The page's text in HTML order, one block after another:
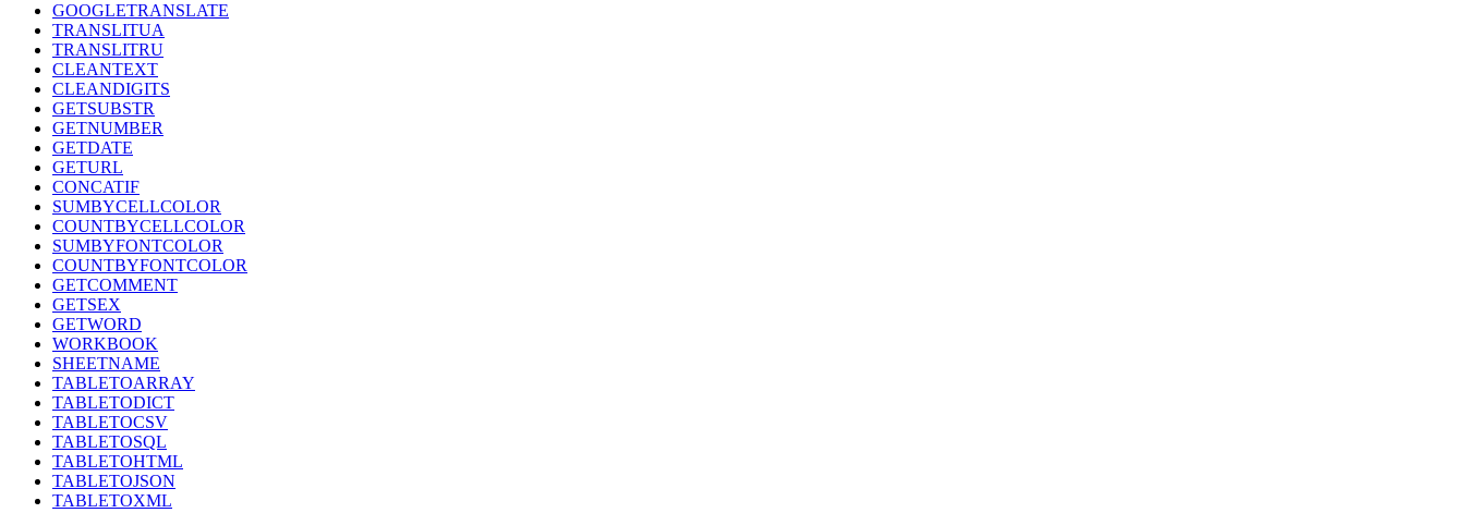
GOOGLETRANSLATE
TRANSLITUA
TRANSLITRU
CLEANTEXT
CLEANDIGITS
GETSUBSTR
GETNUMBER
GETDATE
GETURL
CONCATIF
SUMBYCELLCOLOR
COUNTBYCELLCOLOR
SUMBYFONTCOLOR
COUNTBYFONTCOLOR
GETCOMMENT
GETSEX
GETWORD
WORKBOOK
SHEETNAME
TABLETOARRAY
TABLETODICT
TABLETOCSV
TABLETOSQL
TABLETOHTML
TABLETOJSON
TABLETOXML